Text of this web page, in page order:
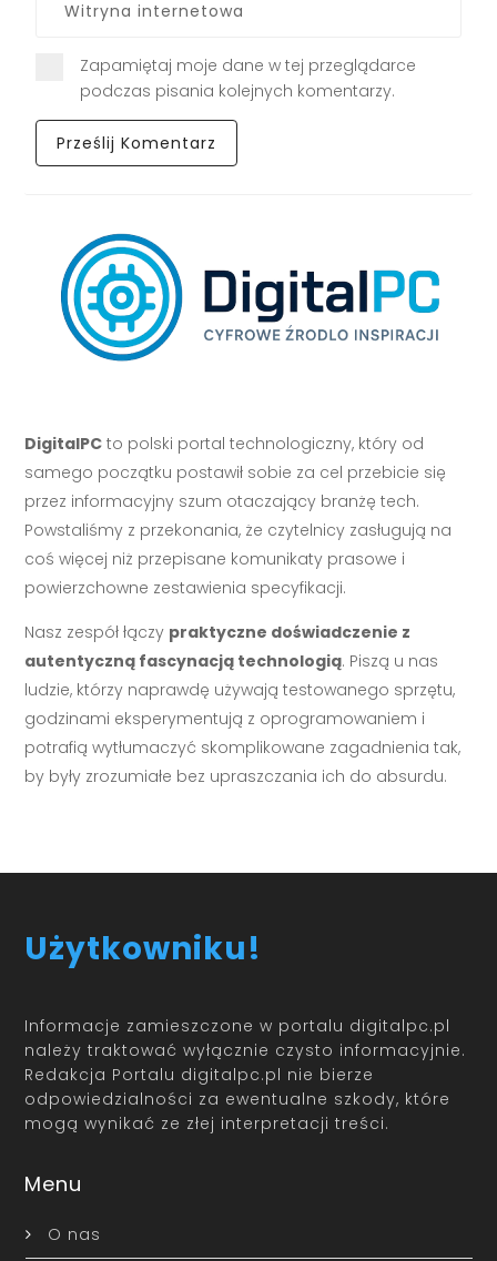
Zapamiętaj moje dane w tej przeglądarce
podczas pisania kolejnych komentarzy.
DigitalPC to polski portal technologiczny, który od
samego początku postawił sobie za cel przebicie się
przez informacyjny szum otaczający branżę tech.
Powstaliśmy z przekonania, że czytelnicy zasługują na
coś więcej niż przepisane komunikaty prasowe i
powierzchowne zestawienia specyfikacji.
Nasz zespół łączy praktyczne doświadczenie z
autentyczną fascynacją technologią. Piszą u nas
ludzie, którzy naprawdę używają testowanego sprzętu,
godzinami eksperymentują z oprogramowaniem i
potrafią wytłumaczyć skomplikowane zagadnienia tak,
by były zrozumiałe bez upraszczania ich do absurdu.
Użytkowniku!
Informacje zamieszczone w portalu digitalpc.pl
należy traktować wyłącznie czysto informacyjnie.
Redakcja Portalu digitalpc.pl nie bierze
odpowiedzialności za ewentualne szkody, które
mogą wynikać ze złej interpretacji treści.
Menu
O nas